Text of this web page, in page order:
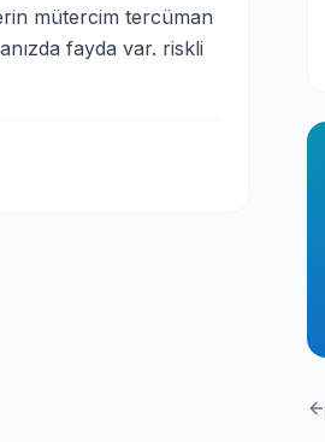
mütercim tercüman
fayda var. riskli